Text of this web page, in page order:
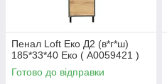
Пенал Loft Eко Д2 (в*г*ш)
185*33*40 Еко ( А0059421 )
Готово до відправки